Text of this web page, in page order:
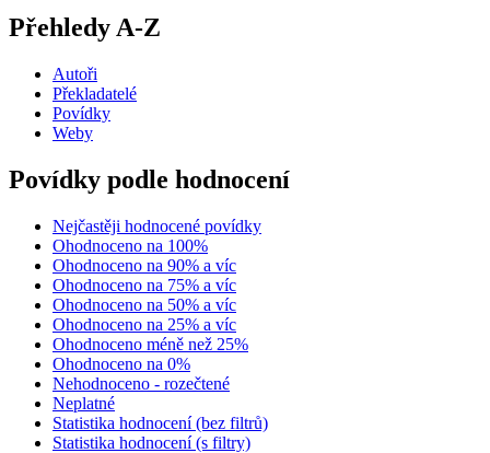
Přehledy A-Z
Autoři
Překladatelé
Povídky
Weby
Povídky podle hodnocení
Nejčastěji hodnocené povídky
Ohodnoceno na 100%
Ohodnoceno na 90% a víc
Ohodnoceno na 75% a víc
Ohodnoceno na 50% a víc
Ohodnoceno na 25% a víc
Ohodnoceno méně než 25%
Ohodnoceno na 0%
Nehodnoceno - rozečtené
Neplatné
Statistika hodnocení (bez filtrů)
Statistika hodnocení (s filtry)